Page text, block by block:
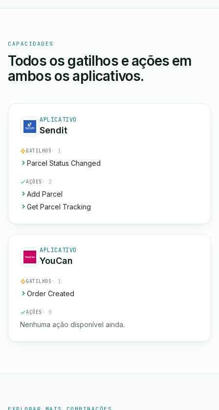
CAPACIDADES
Todos os gatilhos e ações em
ambos os aplicativos.
APLICATIVO
Sendit
GATILHOS · 1
Parcel Status Changed
AÇÕES · 2
Add Parcel
Get Parcel Tracking
APLICATIVO
YouCan
GATILHOS · 1
Order Created
AÇÕES · 0
Nenhuma ação disponível ainda.